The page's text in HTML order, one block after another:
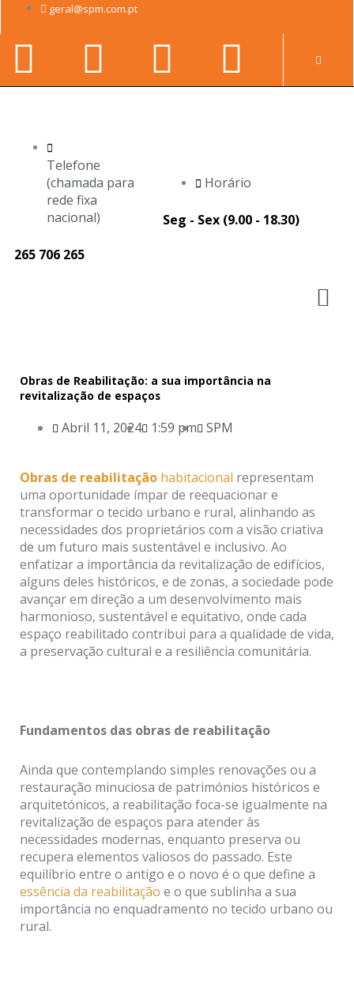
content
geral@spm.com.pt
Facebook-
f
Youtube
Linkedin-
in
Telefone
(chamada para
rede fixa
nacional)
265 706 265
Horário
Seg - Sex (9.00 - 18.30)
Obras de Reabilitação: a sua importância na
revitalização de espaços
Abril 11, 2024 1:59 pm SPM
Obras de reabilitação habitacional representam
uma oportunidade ímpar de reequacionar e
transformar o tecido urbano e rural, alinhando as
necessidades dos proprietários com a visão criativa
de um futuro mais sustentável e inclusivo. Ao
enfatizar a importância da revitalização de edifícios,
alguns deles históricos, e de zonas, a sociedade pode
avançar em direção a um desenvolvimento mais
harmonioso, sustentável e equitativo, onde cada
espaço reabilitado contribui para a qualidade de vida,
a preservação cultural e a resiliência comunitária.
Fundamentos das obras de reabilitação
Ainda que contemplando simples renovações ou a
restauração minuciosa de patrimónios históricos e
arquitetónicos, a reabilitação foca-se igualmente na
revitalização de espaços para atender às
necessidades modernas, enquanto preserva ou
recupera elementos valiosos do passado. Este
equilíbrio entre o antigo e o novo é o que define a
essência da reabilitação e o que sublinha a sua
importância no enquadramento no tecido urbano ou
rural.